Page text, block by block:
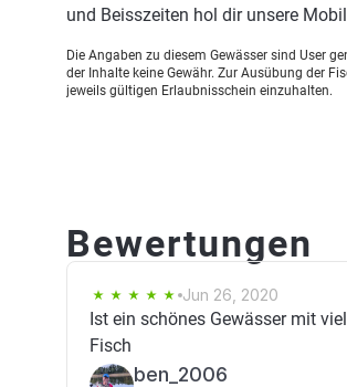
und Beisszeiten hol dir unsere
Die Angaben zu diesem Gewässer sind User
der Inhalte keine Gewähr. Zur Ausübung der
jeweils gültigen Erlaubnisschein einzuhalten.
Bewertungen
Jun 26, 2020
Ist ein schönes Gewässer mit viel
Fisch
ben_2006